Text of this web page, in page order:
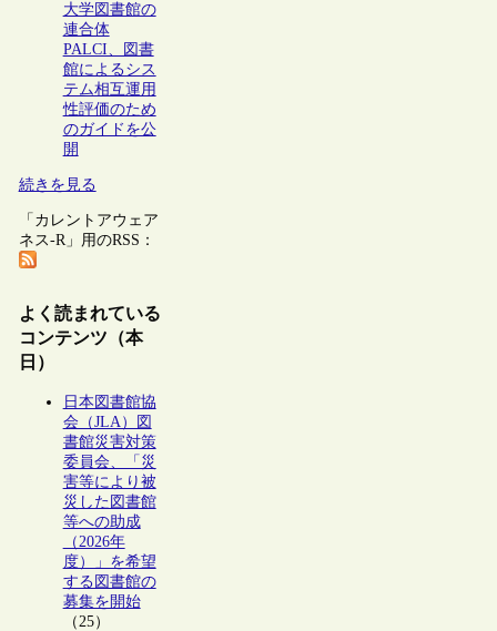
大学図書館の
連合体
PALCI、図書
館によるシス
テム相互運用
性評価のため
のガイドを公
開
続きを見る
「カレントアウェア
ネス-R」用のRSS：
よく読まれている
コンテンツ（本
日）
日本図書館協
会（JLA）図
書館災害対策
委員会、「災
害等により被
災した図書館
等への助成
（2026年
度）」を希望
する図書館の
募集を開始
（25）